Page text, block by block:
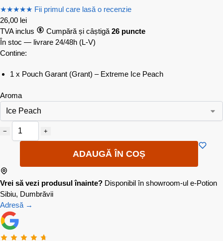
★★★★★ Fii primul care lasă o recenzie
26,00 lei
TVA inclus
Cumpără și câștigă 26 puncte
În stoc — livrare 24/48h (L-V)
Contine:
1 x Pouch Garant (Grant) – Extreme Ice Peach
Aroma
− +
ADAUGĂ ÎN COȘ
Vrei să vezi produsul înainte? Disponibil în showroom-ul e-Potion
Sibiu, Dumbrăvii
Adresă →